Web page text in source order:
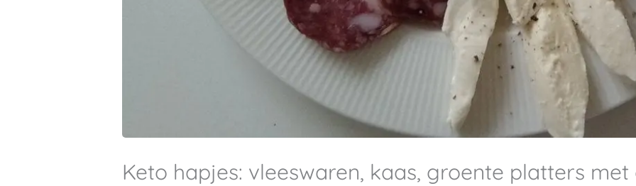
Keto hapjes: vleeswaren, kaas, groente platters met